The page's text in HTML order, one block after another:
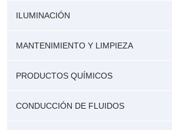
ILUMINACIÓN
MANTENIMIENTO Y LIMPIEZA
PRODUCTOS QUÍMICOS
CONDUCCIÓN DE FLUIDOS